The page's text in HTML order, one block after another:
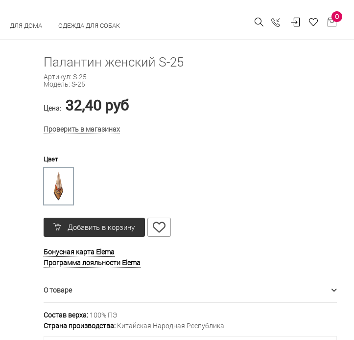
ДЛЯ ДОМА ОДЕЖДА ДЛЯ СОБАК
0
Палантин женский S-25
Артикул: S-25
Модель: S-25
Цена: 32,40 руб
Проверить в магазинах
Цвет
Добавить в корзину
Бонусная карта Elema
Программа лояльности Elema
О товаре
Состав верха:100% ПЭ
Страна производства:Китайская Народная Республика